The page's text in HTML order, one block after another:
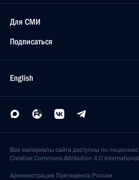
Для СМИ
Подписаться
English
Все материалы сайта доступны по лицензии:
Creative Commons Attribution 4.0 International
Администрация Президента России